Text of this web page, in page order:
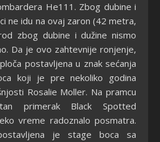
He111. Zbog dubine i
ne idu na ovaj zaron (42 metra,
zbog dubine i dužine nismo
Da je ovo zahtevnije ronjenje,
postavljena u znak sećanja
koji je pre nekoliko godina
Rosalie Moller. Na pramcu
primerak Black Spotted
vreme radoznalo posmatra.
je stage boca sa